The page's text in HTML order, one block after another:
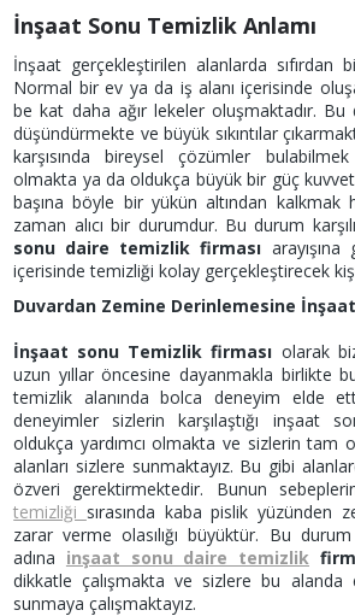
İnşaat Sonu Temizlik Anlamı
İnşaat gerçekleştirilen alanlarda sıfırdan
Normal bir ev ya da iş alanı içerisinde
be kat daha ağır lekeler oluşmaktadır.
düşündürmekte ve büyük sıkıntılar
karşısında bireysel çözümler
olmakta ya da oldukça büyük bir güç
başına böyle bir yükün altından
zaman alıcı bir durumdur. Bu durum
sonu daire temizlik firması
içerisinde temizliği kolay gerçekleştirecek
Duvardan Zemine Derinlemesine
İnşaat sonu Temizlik firması olarak
uzun yıllar öncesine dayanmakla birlikte
temizlik alanında bolca deneyim elde
deneyimler sizlerin karşılaştığı inşaat
oldukça yardımcı olmakta ve sizlerin tam
alanları sizlere sunmaktayız. Bu gibi
özveri gerektirmektedir. Bunun
temizliği sırasında kaba pislik yüzünden
zarar verme olasılığı büyüktür. Bu durum
adına inşaat sonu daire temizlik
dikkatle çalışmakta ve sizlere bu
sunmaya çalışmaktayız.